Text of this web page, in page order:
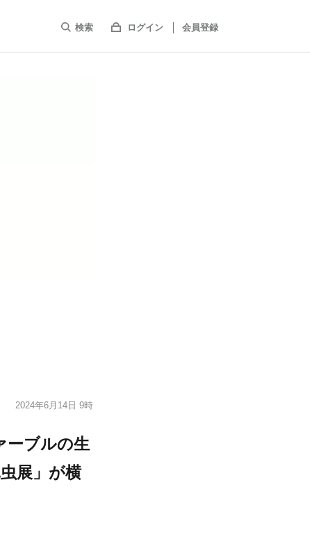
検索 ログイン 会員登録
2024年6月14日 9時
ーブルの生
展」が横